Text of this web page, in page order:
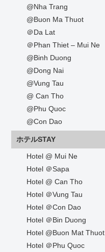
@Nha Trang
@Buon Ma Thuot
＠Da Lat
＠Phan Thiet – Mui Ne
@Binh Duong
@Dong Nai
@Vung Tau
@ Can Tho
@Phu Quoc
@Con Dao
ホテルSTAY
Hotel @ Mui Ne
Hotel ＠Sapa
Hotel @ Can Tho
Hotel ＠Vung Tau
Hotel ＠Con Dao
Hotel ＠Bin Duong
Hotel @Buon Mat Thuot
Hotel ＠Phu Quoc